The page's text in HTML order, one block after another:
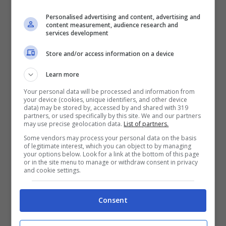
Mostra Informazioni
SNAI
50% sul deposito fino a 50€
1000€
VERIFICA
Mostra Informazioni
PlanetWin365
Personalised advertising and content, advertising and
content measurement, audience research and
services development
Store and/or access information on a device
Learn more
Your personal data will be processed and information from
your device (cookies, unique identifiers, and other device
data) may be stored by, accessed by and shared with 319
partners, or used specifically by this site. We and our partners
may use precise geolocation data. List of partners.
Some vendors may process your personal data on the basis
of legitimate interest, which you can object to by managing
your options below. Look for a link at the bottom of this page
or in the site menu to manage or withdraw consent in privacy
and cookie settings.
Consent